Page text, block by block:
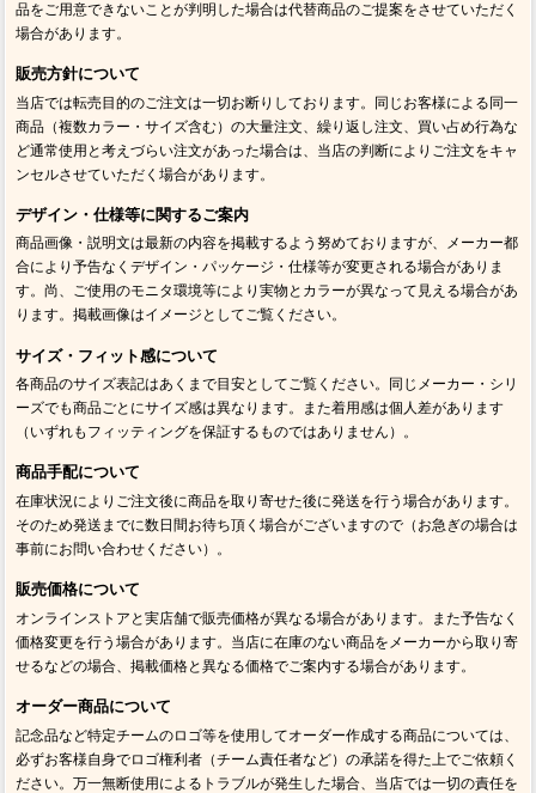
品をご用意できないことが判明した場合は代替商品のご提案をさせていただく
場合があります。
販売方針について
当店では転売目的のご注文は一切お断りしております。同じお客様による同一
商品（複数カラー・サイズ含む）の大量注文、繰り返し注文、買い占め行為な
ど通常使用と考えづらい注文があった場合は、当店の判断によりご注文をキャ
ンセルさせていただく場合があります。
デザイン・仕様等に関するご案内
商品画像・説明文は最新の内容を掲載するよう努めておりますが、メーカー都
合により予告なくデザイン・パッケージ・仕様等が変更される場合がありま
す。尚、ご使用のモニタ環境等により実物とカラーが異なって見える場合があ
ります。掲載画像はイメージとしてご覧ください。
サイズ・フィット感について
各商品のサイズ表記はあくまで目安としてご覧ください。同じメーカー・シリ
ーズでも商品ごとにサイズ感は異なります。また着用感は個人差があります
（いずれもフィッティングを保証するものではありません）。
商品手配について
在庫状況によりご注文後に商品を取り寄せた後に発送を行う場合があります。
そのため発送までに数日間お待ち頂く場合がございますので（お急ぎの場合は
事前にお問い合わせください）。
販売価格について
オンラインストアと実店舗で販売価格が異なる場合があります。また予告なく
価格変更を行う場合があります。当店に在庫のない商品をメーカーから取り寄
せるなどの場合、掲載価格と異なる価格でご案内する場合があります。
オーダー商品について
記念品など特定チームのロゴ等を使用してオーダー作成する商品については、
必ずお客様自身でロゴ権利者（チーム責任者など）の承諾を得た上でご依頼く
ださい。万一無断使用によるトラブルが発生した場合、当店では一切の責任を